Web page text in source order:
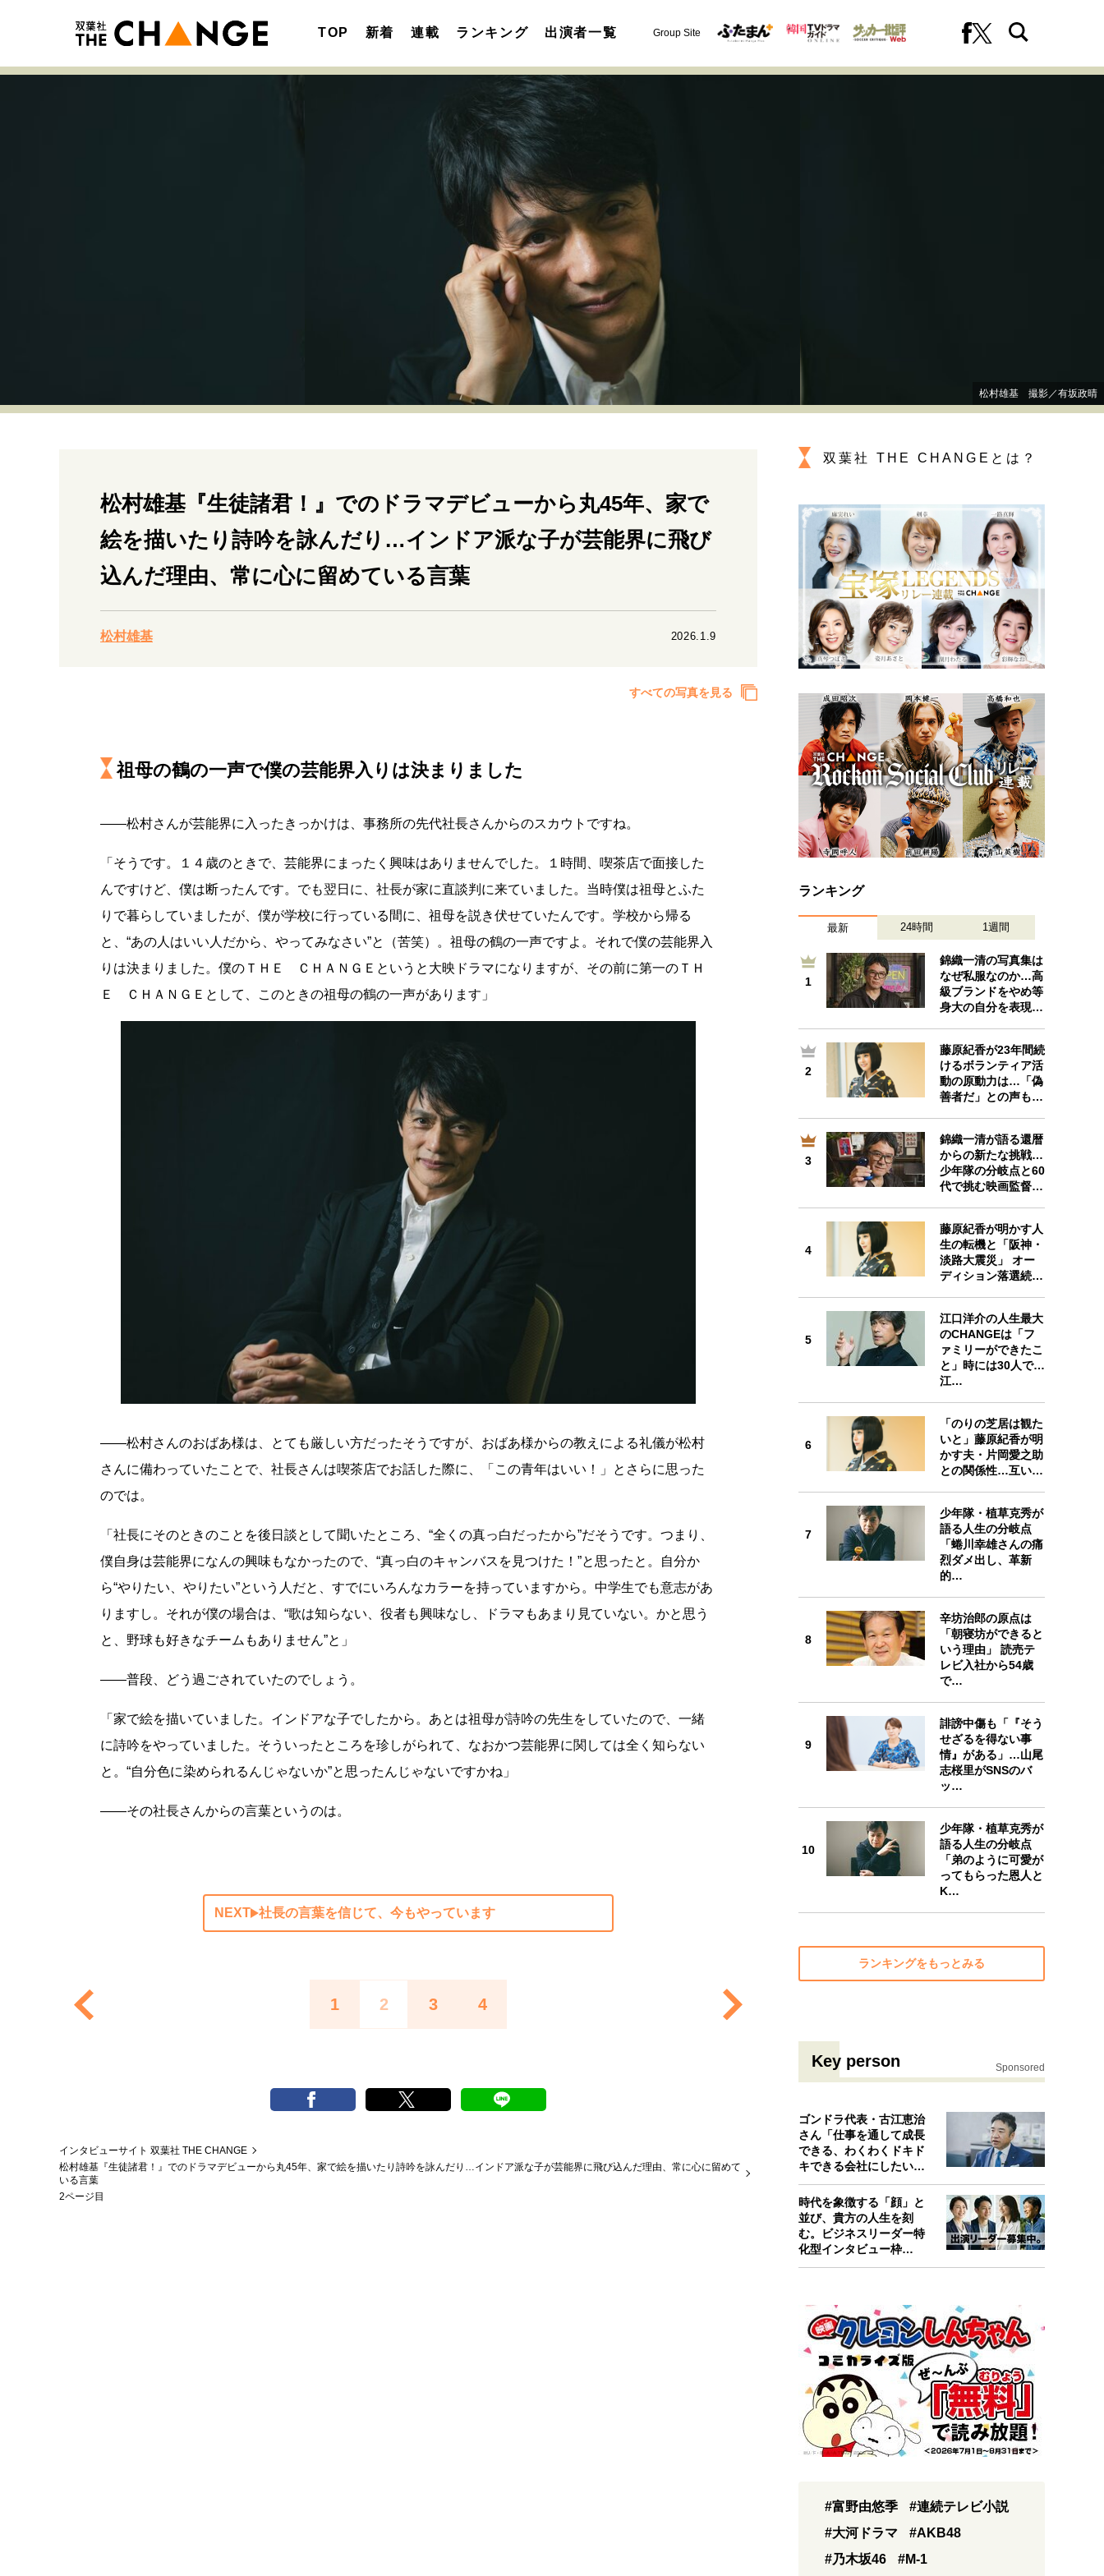
TOP 新着 連載 ランキング 出演者一覧 Group Site
決断の裏側 挫折からの再起
人生が動いた日 10代の挫折と原点
セカンドキャリアの描き方 独立という決断 大人の学び直し
変革の原動力 次世代へのバトン
病が教えてくれたこと
移住という選択 熱狂できるもの
一生モノの愛用品
私を彩るエッセンス
60代のネクストステージ 70代のグランドデザイン
社会・カルチャー・マネー 地域とつながる/お金との付き合い方
松村雄基 撮影／有坂政晴
松村雄基『生徒諸君！』でのドラマデビューから丸45年、家で
絵を描いたり詩吟を詠んだり…インドア派な子が芸能界に飛び
込んだ理由、常に心に留めている言葉
松村雄基 2026.1.9
すべての写真を見る
祖母の鶴の一声で僕の芸能界入りは決まりました
――松村さんが芸能界に入ったきっかけは、事務所の先代社長さんからのスカウトですね。
「そうです。１４歳のときで、芸能界にまったく興味はありませんでした。１時間、喫茶店で面接した
んですけど、僕は断ったんです。でも翌日に、社長が家に直談判に来ていました。当時僕は祖母とふた
りで暮らしていましたが、僕が学校に行っている間に、祖母を説き伏せていたんです。学校から帰る
と、“あの人はいい人だから、やってみなさい”と（苦笑）。祖母の鶴の一声ですよ。それで僕の芸能界入
りは決まりました。僕のＴＨＥ ＣＨＡＮＧＥというと大映ドラマになりますが、その前に第一のＴＨ
Ｅ ＣＨＡＮＧＥとして、このときの祖母の鶴の一声があります」
――松村さんのおばあ様は、とても厳しい方だったそうですが、おばあ様からの教えによる礼儀が松村
さんに備わっていたことで、社長さんは喫茶店でお話した際に、「この青年はいい！」とさらに思った
のでは。
「社長にそのときのことを後日談として聞いたところ、“全くの真っ白だったから”だそうです。つまり、
僕自身は芸能界になんの興味もなかったので、“真っ白のキャンバスを見つけた！”と思ったと。自分か
ら“やりたい、やりたい”という人だと、すでにいろんなカラーを持っていますから。中学生でも意志があ
りますし。それが僕の場合は、“歌は知らない、役者も興味なし、ドラマもあまり見ていない。かと思う
と、野球も好きなチームもありません”と」
――普段、どう過ごされていたのでしょう。
「家で絵を描いていました。インドアな子でしたから。あとは祖母が詩吟の先生をしていたので、一緒
に詩吟をやっていました。そういったところを珍しがられて、なおかつ芸能界に関しては全く知らない
と。“自分色に染められるんじゃないか”と思ったんじゃないですかね」
――その社長さんからの言葉というのは。
NEXT 社長の言葉を信じて、今もやっています
1 2 3 4
インタビューサイト 双葉社 THE CHANGE
松村雄基『生徒諸君！』でのドラマデビューから丸45年、家で絵を描いたり詩吟を詠んだり…インドア派な子が芸能界に飛び込んだ理由、常に心に留めて
いる言葉
2ページ目
双葉社 THE CHANGEとは？
ランキング
最新 24時間 1週間
1
錦織一清の写真集は
なぜ私服なのか…高
級ブランドをやめ等
身大の自分を表現…
2
藤原紀香が23年間続
けるボランティア活
動の原動力は…「偽
善者だ」との声も…
3
錦織一清が語る還暦
からの新たな挑戦…
少年隊の分岐点と60
代で挑む映画監督…
4
藤原紀香が明かす人
生の転機と「阪神・
淡路大震災」 オー
ディション落選続…
5
江口洋介の人生最大
のCHANGEは「フ
ァミリーができたこ
と」時には30人で…
江…
6
「のりの芝居は観た
いと」藤原紀香が明
かす夫・片岡愛之助
との関係性…互い…
7
少年隊・植草克秀が
語る人生の分岐点
「蜷川幸雄さんの痛
烈ダメ出し、革新
的…
8
辛坊治郎の原点は
「朝寝坊ができると
いう理由」 読売テ
レビ入社から54歳
で…
9
誹謗中傷も「『そう
せざるを得ない事
情』がある」…山尾
志桜里がSNSのバ
ッ…
10
少年隊・植草克秀が
語る人生の分岐点
「弟のように可愛が
ってもらった恩人と
K…
ランキングをもっとみる
Key person Sponsored
ゴンドラ代表・古江恵治
さん「仕事を通して成長
できる、わくわくドキド
キできる会社にしたいと
考えたんで…
時代を象徴する「顔」と
並び、貴方の人生を刻
む。ビジネスリーダー特
化型インタビュー枠
『Key person』始…
#富野由悠季
#連続テレビ小説
#大河ドラマ
#AKB48
#乃木坂46
#M-1